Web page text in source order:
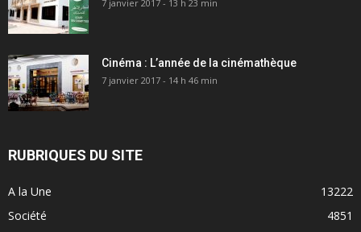
7 janvier 2017 - 13 h 23 min
Cinéma : L’année de la cinémathèque
7 janvier 2017 - 14 h 46 min
RUBRIQUES DU SITE
A la Une
13222
Société
4851